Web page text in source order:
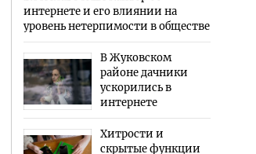
интернете и его влиянии на
уровень нетерпимости в обществе
В Жуковском
районе дачники
ускорились в
интернете
Хитрости и
скрытые функции